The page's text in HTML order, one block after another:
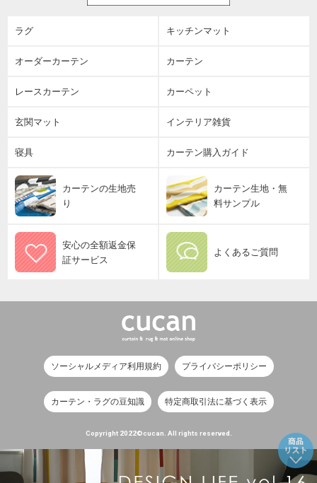
ラグ キッチンマット
オーダーカーテン カーテン
レースカーテン カーペット
玄関マット インテリア雑貨
寝具 カーテン購入ガイド
カーテンの生地売
り
カーテン生地・無
料サンプル
安心の全額返金保
証サービス
よくあるご質問
ソーシャルメディア利用規約 プライバシーポリシー
カーテン・ラグの豆知識 特定商取引法に基づく表示
Copyright 2022©cucan. All rights reserved.